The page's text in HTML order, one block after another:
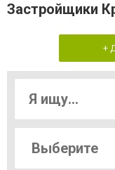
Застройщики
+